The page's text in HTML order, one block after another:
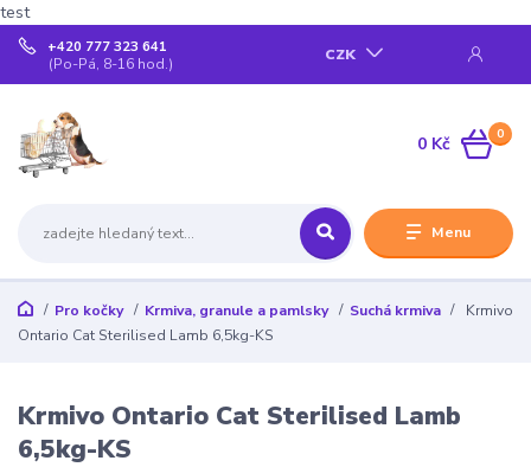
test
Menu
CZK
+420 777 323 641
(Po-Pá, 8-16 hod.)
0
0 Kč
Pro kočky Krmiva, granule a pamlsky Suchá krmiva
Krmivo
Ontario Cat Sterilised Lamb 6,5kg-KS
Krmivo Ontario Cat Sterilised Lamb
6,5kg-KS